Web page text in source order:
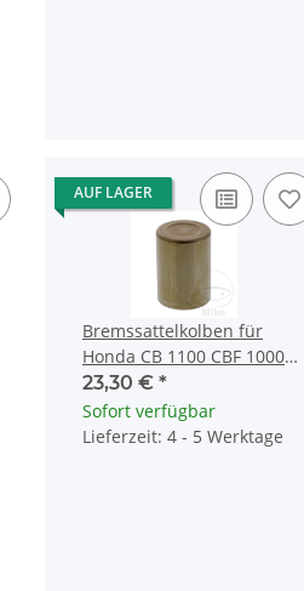
AUF LAGER
Bremssattelkolben für
Honda CB 1100 CBF 1000
CBR 1100 FES 125 150
23,30 € *
Sofort verfügbar
Lieferzeit: 4 - 5 Werktage